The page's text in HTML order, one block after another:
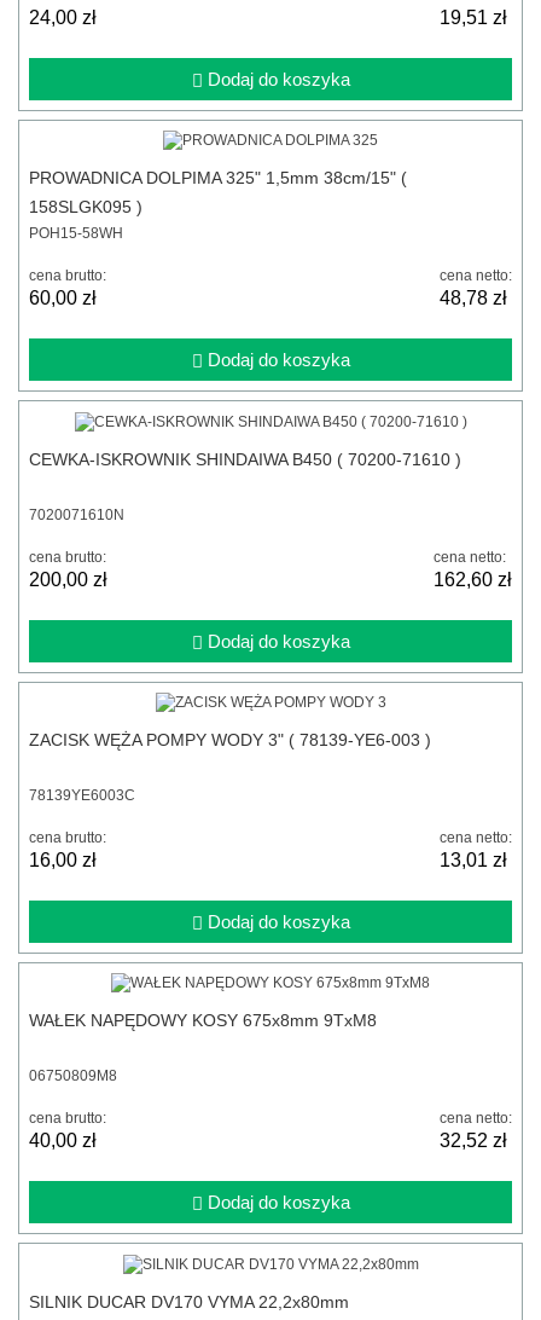
24,00 zł 19,51 zł
Dodaj do koszyka
PROWADNICA DOLPIMA 325" 1,5mm 38cm/15" (
158SLGK095 )
POH15-58WH
cena brutto:
60,00 zł
cena netto:
48,78 zł
Dodaj do koszyka
CEWKA-ISKROWNIK SHINDAIWA B450 ( 70200-71610 )
7020071610N
cena brutto:
200,00 zł
cena netto:
162,60 zł
Dodaj do koszyka
ZACISK WĘŻA POMPY WODY 3" ( 78139-YE6-003 )
78139YE6003C
cena brutto:
16,00 zł
cena netto:
13,01 zł
Dodaj do koszyka
WAŁEK NAPĘDOWY KOSY 675x8mm 9TxM8
06750809M8
cena brutto:
40,00 zł
cena netto:
32,52 zł
Dodaj do koszyka
SILNIK DUCAR DV170 VYMA 22,2x80mm